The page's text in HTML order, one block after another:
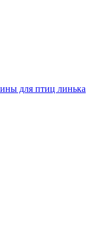
для птиц линька